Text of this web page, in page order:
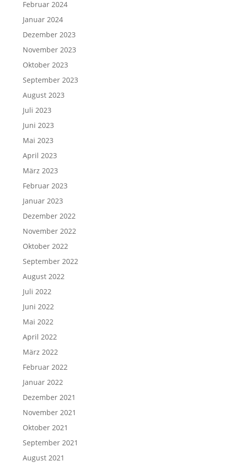
Februar 2024
Januar 2024
Dezember 2023
November 2023
Oktober 2023
September 2023
August 2023
Juli 2023
Juni 2023
Mai 2023
April 2023
März 2023
Februar 2023
Januar 2023
Dezember 2022
November 2022
Oktober 2022
September 2022
August 2022
Juli 2022
Juni 2022
Mai 2022
April 2022
März 2022
Februar 2022
Januar 2022
Dezember 2021
November 2021
Oktober 2021
September 2021
August 2021